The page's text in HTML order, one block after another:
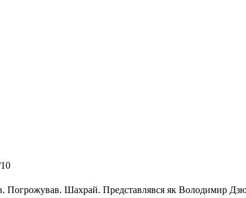
Погрожував. Шахрай. Представлявся як Володимир